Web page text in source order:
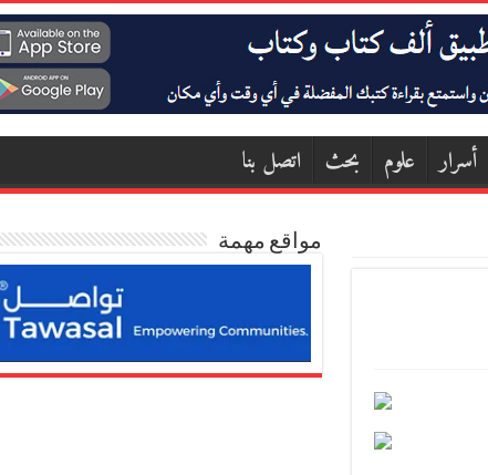
أسرار علوم بحث اتصل بنا
مواقع مهمة